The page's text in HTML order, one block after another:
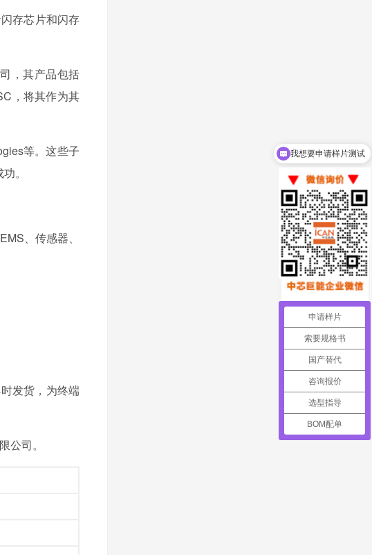
存芯片和闪存
，其产品包括
，将其作为其
等。这些子
。
、传感器、
发货，为终端
公司。
申请样片
索要规格书
国产替代
咨询报价
选型指导
BOM配单
我想要申请样片测试